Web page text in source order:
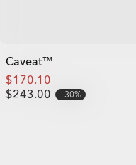
Caveat™
$170.10
$243.00
30%